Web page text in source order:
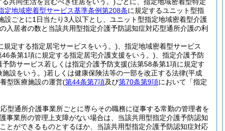
定地域密着型サービス基準条例第208条に規定するユニット型指
設ごとに1日当たり3人以下とし、ユニット型指定地域密着型介護
居者の数と当該共用型指定介護予防認知症対応型通所介護の利
規定する指定居宅サービスをいう。) 、指定地域密着型サービス
46条第1項に規定する指定居宅介護支援をいう。) 、指定介護予防
予防サービス若しくは指定介護予防支援(法第58条第1項に規定す
設をいう。)若しくは健康保険法等の一部を改正する法律(平成
型医療施設の運営(第44条第7項及び第70条第9項において「指定
型通所介護事業所ごとに専らその職務に従事する常勤の管理者を
事業所の管理上支障がない場合は、当該共用型指定介護予防認知
とができるものとするほか、当該共用型指定介護予防認知症対応